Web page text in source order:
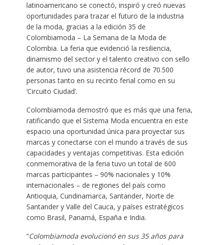
latinoamericano se conectó, inspiró y creó nuevas
oportunidades para trazar el futuro de la industria
de la moda, gracias a la edición 35 de
Colombiamoda – La Semana de la Moda de
Colombia. La feria que evidenció la resiliencia,
dinamismo del sector y el talento creativo con sello
de autor, tuvo una asistencia récord de 70.500
personas tanto en su recinto ferial como en su
‘Circuito Ciudad’.
Colombiamoda demostró que es más que una feria,
ratificando que el Sistema Moda encuentra en este
espacio una oportunidad única para proyectar sus
marcas y conectarse con el mundo a través de sus
capacidades y ventajas competitivas. Esta edición
conmemorativa de la feria tuvo un total de 600
marcas participantes – 90% nacionales y 10%
internacionales – de regiones del país como
Antioquia, Cundinamarca, Santander, Norte de
Santander y Valle del Cauca, y países estratégicos
como Brasil, Panamá, España e India.
“Colombiamoda evolucionó en sus 35 años para